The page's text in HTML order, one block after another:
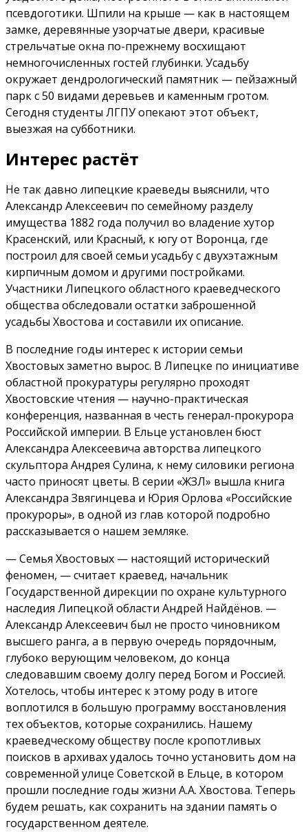
псевдоготики. Шпили на крыше — как в настоящем
замке, деревянные узорчатые двери, красивые
стрельчатые окна по-прежнему восхищают
немногочисленных гостей глубинки. Усадьбу
окружает дендрологический памятник — пейзажный
парк с 50 видами деревьев и каменным гротом.
Сегодня студенты ЛГПУ опекают этот объект,
выезжая на субботники.
Интерес растёт
Не так давно липецкие крае­веды выяснили, что
Александр Алексеевич по семейному разделу
имущества 1882 года получил во владение хутор
Красенский, или Красный, к югу от Воронца, где
построил для своей семьи усадьбу с двухэтажным
кирпичным домом и другими постройками.
Участники Липецкого областного краеведческого
общества обследовали остатки заброшенной
усадьбы Хвостова и составили их описание.
В последние годы интерес к истории семьи
Хвостовых заметно вырос. В Липецке по инициативе
областной прокуратуры регулярно проходят
Хвостовские чтения — научно-практическая
конференция, названная в честь генерал-прокурора
Российской империи. В Ельце установлен бюст
Александра Алексеевича авторства липецкого
скульптора Андрея Сулина, к нему силовики региона
часто приносят цветы. В серии «ЖЗЛ» вышла книга
Александра Звягинцева и Юрия Орлова «Российские
прокуроры», в одной из глав которой подробно
рассказывается о нашем земляке.
— Семья Хвостовых — настоящий исторический
феномен, — считает краевед, начальник
Государственной дирекции по охране культурного
наследия Липецкой области Андрей Найдёнов. —
Александр Алексеевич был не просто чиновником
высшего ранга, а в первую очередь порядочным,
глубоко верующим человеком, до конца
следовавшим своему долгу перед Богом и Россией.
Хотелось, чтобы интерес к этому роду в итоге
воплотился в большую программу восстановления
тех объектов, которые сохранились. Нашему
краеведческому обществу после кропотливых
поисков в архивах удалось точно установить дом на
современной улице Советской в Ельце, в котором
прошли последние годы жизни А.А. Хвостова. Теперь
будем решать, как сохранить на здании память о
государственном деятеле.